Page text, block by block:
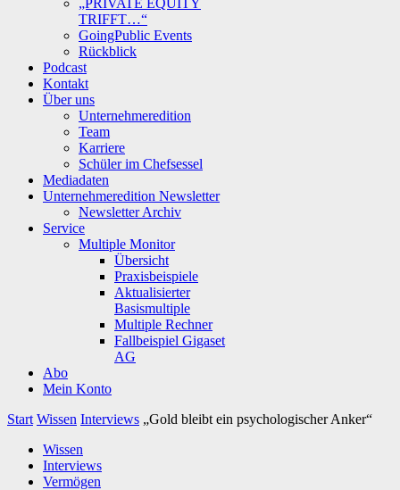
„PRIVATE EQUITY
TRIFFT…“
GoingPublic Events
Rückblick
Podcast
Kontakt
Über uns
Unternehmeredition
Team
Karriere
Schüler im Chefsessel
Mediadaten
Unternehmeredition Newsletter
Newsletter Archiv
Service
Multiple Monitor
Übersicht
Praxisbeispiele
Aktualisierter
Basismultiple
Multiple Rechner
Fallbeispiel Gigaset
AG
Abo
Mein Konto
Start Wissen Interviews „Gold bleibt ein psychologischer Anker“
Wissen
Interviews
Vermögen